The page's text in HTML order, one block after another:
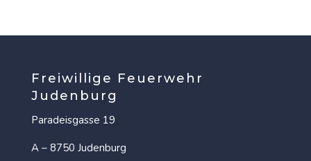
Freiwillige Feuerwehr
Judenburg
Paradeisgasse 19
A – 8750 Judenburg